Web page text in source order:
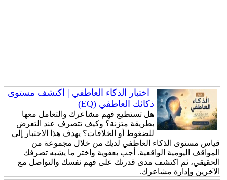
اختبار الذكاء العاطفي | اكتشف مستوى
ذكائك العاطفي (EQ)
هل تستطيع فهم مشاعرك والتعامل معها
بطريقة متزنة؟ وكيف تتصرف عند التعرض
للضغوط أو الخلافات؟ يهدف هذا الاختبار إلى
قياس مستوى الذكاء العاطفي لديك من خلال مجموعة من
المواقف اليومية الواقعية. أجب بعفوية واختر ما يشبه تصرفك
الحقيقي، ثم اكتشف مدى قدرتك على فهم نفسك والتواصل مع
الآخرين وإدارة مشاعرك.